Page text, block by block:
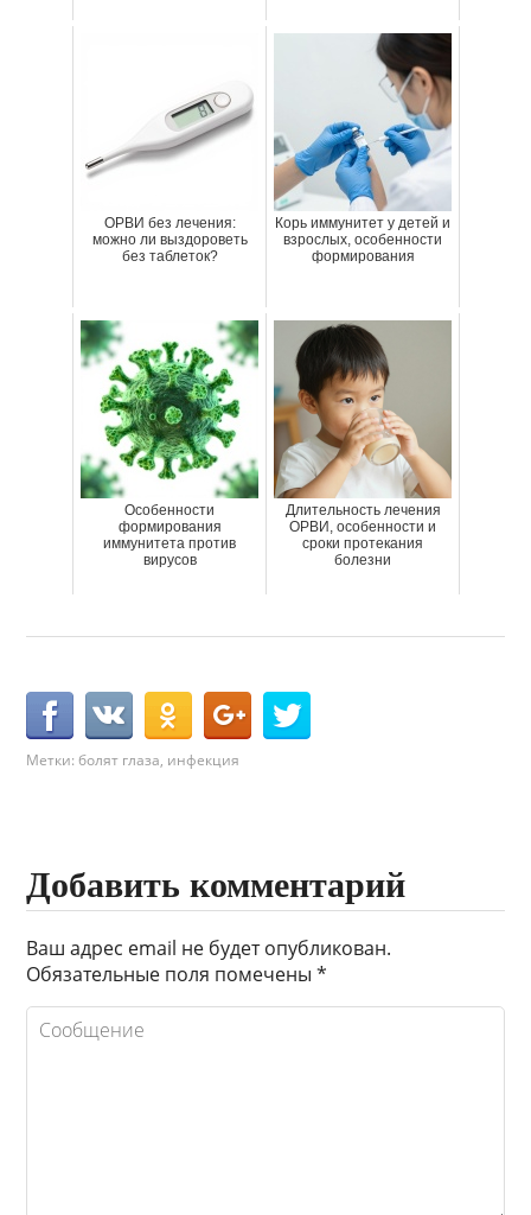
ОРВИ без лечения:
можно ли выздороветь
без таблеток?
Корь иммунитет у детей и
взрослых, особенности
формирования
Особенности
формирования
иммунитета против
вирусов
Длительность лечения
ОРВИ, особенности и
сроки протекания
болезни
Метки:болят глаза, инфекция
Добавить комментарий
Ваш адрес email не будет опубликован.
Обязательные поля помечены*